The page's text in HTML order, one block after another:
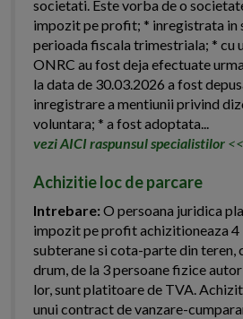
societati. Este vorba de o
impozit pe profit; * inregistrata in
perioada fiscala trimestriala; * cu
ONRC au fost deja efectuate
la data de 30.03.2026 a fost
inregistrare a mentiunii privind
voluntara; * a fost adoptata...
vezi AICI raspunsul specialistilor <<
Achizitie loc de parcare
Intrebare:O persoana juridica
impozit pe profit achizitioneaza 4
subterane si cota-parte din teren,
drum, de la 3 persoane fizice
lor, sunt platitoare de TVA.
unui contract de vanzare-